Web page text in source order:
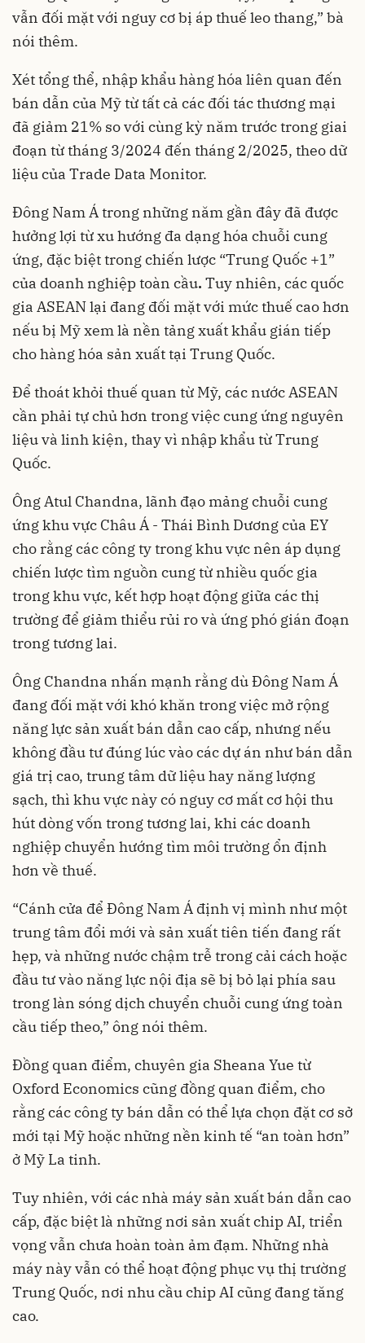
vẫn đối mặt với nguy cơ bị áp thuế leo thang,” bà
nói thêm.
Xét tổng thể, nhập khẩu hàng hóa liên quan đến
bán dẫn của Mỹ từ tất cả các đối tác thương mại
đã giảm 21% so với cùng kỳ năm trước trong giai
đoạn từ tháng 3/2024 đến tháng 2/2025, theo dữ
liệu của Trade Data Monitor.
Đông Nam Á trong những năm gần đây đã được
hưởng lợi từ xu hướng đa dạng hóa chuỗi cung
ứng, đặc biệt trong chiến lược “Trung Quốc +1”
của doanh nghiệp toàn cầu. Tuy nhiên, các quốc
gia ASEAN lại đang đối mặt với mức thuế cao hơn
nếu bị Mỹ xem là nền tảng xuất khẩu gián tiếp
cho hàng hóa sản xuất tại Trung Quốc.
Để thoát khỏi thuế quan từ Mỹ, các nước ASEAN
cần phải tự chủ hơn trong việc cung ứng nguyên
liệu và linh kiện, thay vì nhập khẩu từ Trung
Quốc.
Ông Atul Chandna, lãnh đạo mảng chuỗi cung
ứng khu vực Châu Á - Thái Bình Dương của EY
cho rằng các công ty trong khu vực nên áp dụng
chiến lược tìm nguồn cung từ nhiều quốc gia
trong khu vực, kết hợp hoạt động giữa các thị
trường để giảm thiểu rủi ro và ứng phó gián đoạn
trong tương lai.
Ông Chandna nhấn mạnh rằng dù Đông Nam Á
đang đối mặt với khó khăn trong việc mở rộng
năng lực sản xuất bán dẫn cao cấp, nhưng nếu
không đầu tư đúng lúc vào các dự án như bán dẫn
giá trị cao, trung tâm dữ liệu hay năng lượng
sạch, thì khu vực này có nguy cơ mất cơ hội thu
hút dòng vốn trong tương lai, khi các doanh
nghiệp chuyển hướng tìm môi trường ổn định
hơn về thuế.
“Cánh cửa để Đông Nam Á định vị mình như một
trung tâm đổi mới và sản xuất tiên tiến đang rất
hẹp, và những nước chậm trễ trong cải cách hoặc
đầu tư vào năng lực nội địa sẽ bị bỏ lại phía sau
trong làn sóng dịch chuyển chuỗi cung ứng toàn
cầu tiếp theo,” ông nói thêm.
Đồng quan điểm, chuyên gia Sheana Yue từ
Oxford Economics cũng đồng quan điểm, cho
rằng các công ty bán dẫn có thể lựa chọn đặt cơ sở
mới tại Mỹ hoặc những nền kinh tế “an toàn hơn”
ở Mỹ La tinh.
Tuy nhiên, với các nhà máy sản xuất bán dẫn cao
cấp, đặc biệt là những nơi sản xuất chip AI, triển
vọng vẫn chưa hoàn toàn ảm đạm. Những nhà
máy này vẫn có thể hoạt động phục vụ thị trường
Trung Quốc, nơi nhu cầu chip AI cũng đang tăng
cao.